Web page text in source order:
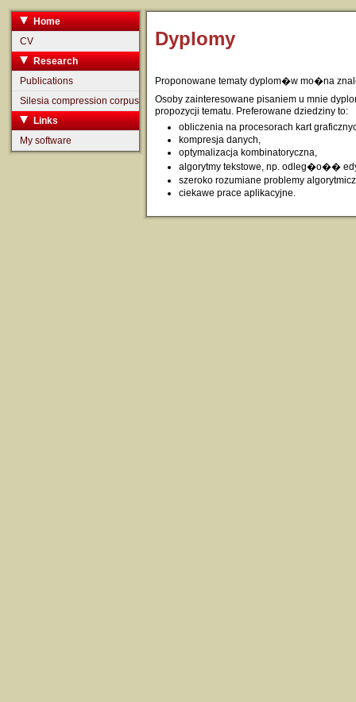
Home
CV
Research
Publications
Silesia compression corpus
Links
My software
Dyplomy
Proponowane tematy dyplom�w mo�na
Osoby zainteresowane pisaniem u mnie
propozycji tematu. Preferowane dziedziny to:
obliczenia na procesorach kart
kompresja danych,
optymalizacja kombinatoryczna,
algorytmy tekstowe, np. odleg�o��
szeroko rozumiane problemy
ciekawe prace aplikacyjne.